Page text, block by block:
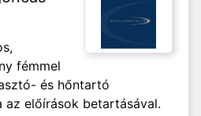
fémmel
és hőntartó
az előírások betartásával.